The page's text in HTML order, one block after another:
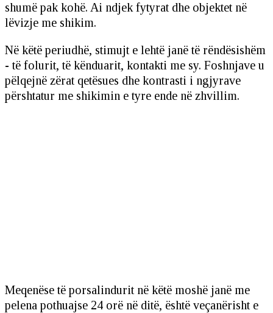
shumë pak kohë. Ai ndjek fytyrat dhe objektet në
lëvizje me shikim.
Në këtë periudhë, stimujt e lehtë janë të rëndësishëm
- të folurit, të kënduarit, kontakti me sy. Foshnjave u
pëlqejnë zërat qetësues dhe kontrasti i ngjyrave
përshtatur me shikimin e tyre ende në zhvillim.
Meqenëse të porsalindurit në këtë moshë janë me
pelena pothuajse 24 orë në ditë, është veçanërisht e